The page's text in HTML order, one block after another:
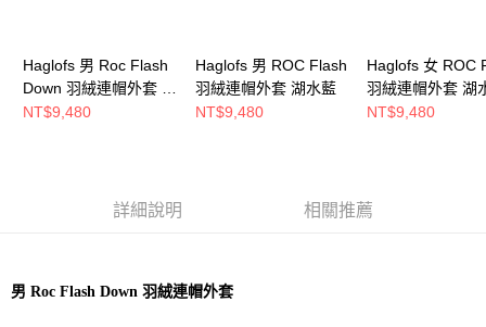
Haglofs 男 Roc Flash
Down 羽絨連帽外套 塔
恩藍
NT$9,480
Haglofs 男 ROC Flash
羽絨連帽外套 湖水藍
NT$9,480
Haglofs 女 ROC
羽絨連帽外套 湖
NT$9,480
詳細說明 相關推薦
男 Roc Flash Down 羽絨連帽外套